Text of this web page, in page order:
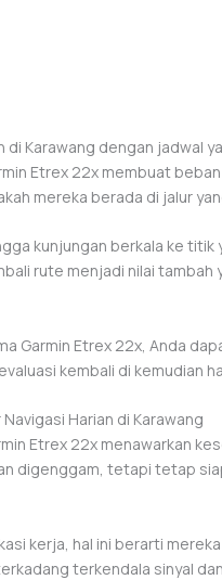
di Karawang dengan jadwal
Etrex 22x membuat
mereka berada di jalur
kunjungan berkala ke
rute menjadi nilai
Garmin Etrex 22x, Anda
kembali di kemudian
Harian di Karawang
Etrex 22x menawarkan
digenggam, tetapi tetap
kerja, hal ini berarti
terkendala sinyal